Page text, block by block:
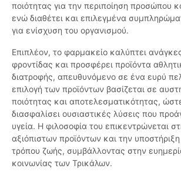
ποιότητας για την περιποίηση προσώπου
ενώ διαθέτει και επιλεγμένα
για ενίσχυση του οργανισμού.
Επιπλέον, το φαρμακείο καλύπτει
φροντίδας και προσφέρει προϊόντα
διατροφής, απευθυνόμενο σε ένα ευρύ
επιλογή των προϊόντων βασίζεται σε
ποιότητας και αποτελεσματικότητας,
διασφαλίσει ουσιαστικές λύσεις που
υγεία. Η φιλοσοφία του επικεντρώνεται
αξιόπιστων προϊόντων και την υποστήριξη
τρόπου ζωής, συμβάλλοντας στην
κοινωνίας των Τρικάλων.